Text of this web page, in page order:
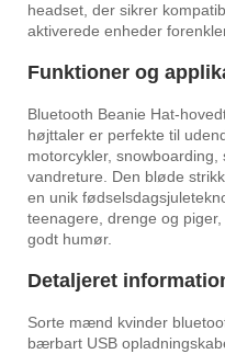
headset, der sikrer
aktiverede enheder
Funktioner og
Bluetooth Beanie Hat-
højttaler er perfekte til
motorcykler,
vandreture. Den bløde
en unik
teenagere, drenge og
godt humør.
Detaljeret
Sorte mænd kvinder
bærbart USB